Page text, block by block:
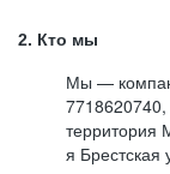
2. Кто мы
Мы —
7718620740,
территория
я